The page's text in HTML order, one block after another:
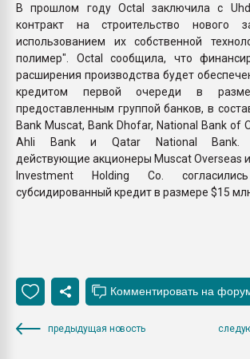
В прошлом году Octal заключила с
контракт на строительство
использованием их собственной
полимер". Octal сообщила, что
расширения производства будет
кредитом первой очереди в
предоставленным группой банков, в
Bank Muscat, Bank Dhofar, National Bank of
Ahli Bank и Qatar National Bank.
действующие акционеры Muscat Overseas
Investment Holding Co.
субсидированный кредит в размере $15
предыдущая новость